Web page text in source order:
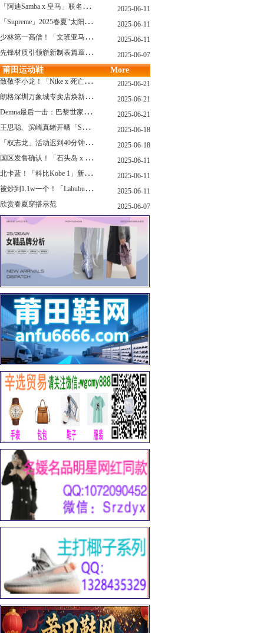
「
阿迪Samba x 皇马」联名确认发售，附发售链接... 2025-06-11
「
Supreme」2025春夏"太阳镜"系列曝光，附发售指南！ 2025-06-11
少
林第一高僧！「文班亚马」剃光头，去河南少林寺修行了... 2025-06-11
先
锋材质引领崭新制表篇章 TAG Heuer泰格豪雅推出采用新型钛金属打造的摩纳哥系列双秒追针计时码表，全新定义先锋材质 2025-06-07
莆田运动鞋 More
致
敬李小龙！「Nike x 死亡游戏」特殊配色曝光，确认发售！ 2025-06-21
朗
格深圳万象城专卖店焕新开幕 萨克森制表艺术耀启华南新章 2025-06-21
D
emna最后一击：巴黎世家玩上PUMA了 2025-06-21
王
思聪、滨崎真绪开晒「Switch 2」，一台溢价1000+...！ 2025-06-18
「
权志龙」活动迟到40分钟，反手捐了8.8亿韩元... 2025-06-18
国
区发售确认！「石头岛 x New Balance」新联名曝光，定档了！ 2025-06-11
北
卡蓝！「科比Kobe 1」新配色要发售了... 2025-06-11
被
炒到1.1w一个！「Labubu x sacai」三方特殊联名曝光...
2025-06-11
欣赏春夏穿搭示范
2025-06-07